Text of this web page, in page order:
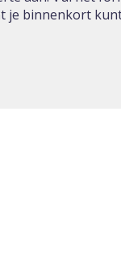
je binnenkort